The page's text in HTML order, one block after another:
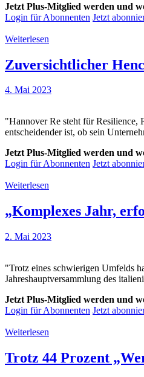
Jetzt Plus-Mitglied werden und
Login für Abonnenten Jetzt
Weiterlesen
Zuversichtlicher
4. Mai 2023
"Hannover Re steht für Resilience,
entscheidender ist, ob sein
Jetzt Plus-Mitglied werden und
Login für Abonnenten Jetzt
Weiterlesen
„Komplexes Jahr,
2. Mai 2023
"Trotz eines schwierigen Umfelds
Jahreshauptversammlung des
Jetzt Plus-Mitglied werden und
Login für Abonnenten Jetzt
Weiterlesen
Trotz 44 Prozent